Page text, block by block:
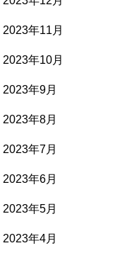
2023年11月
2023年10月
2023年9月
2023年8月
2023年7月
2023年6月
2023年5月
2023年4月